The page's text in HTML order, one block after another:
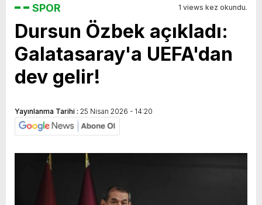
SPOR 1 views kez okundu.
Dursun Özbek açıkladı:
Galatasaray'a UEFA'dan
dev gelir!
Yayınlanma Tarihi : 25 Nisan 2026 - 14:20